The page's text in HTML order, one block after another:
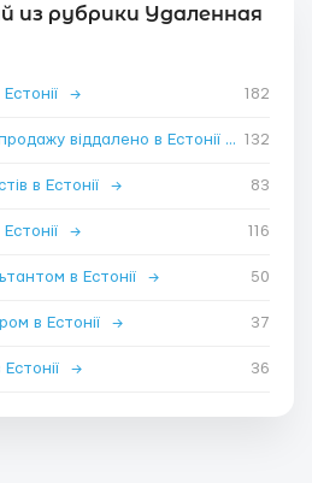
из рубрики Удаленная
→ 182
Робота Менеджером з продажу віддалено в Естонії→ 132
в Естонії → 83
→ 116
в Естонії → 50
в Естонії → 37
→ 36